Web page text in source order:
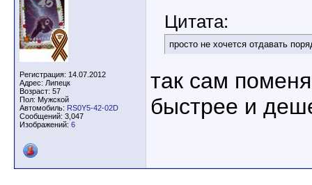
Регистрация: 14.07.2012
Адрес: Липецк
Возраст: 57
Пол: Мужской
Автомобиль: RS0Y5-42-02D
Сообщений: 3,047
Изображений: 6
Цитата:
просто не хочется отдавать
так сам
быстрее и